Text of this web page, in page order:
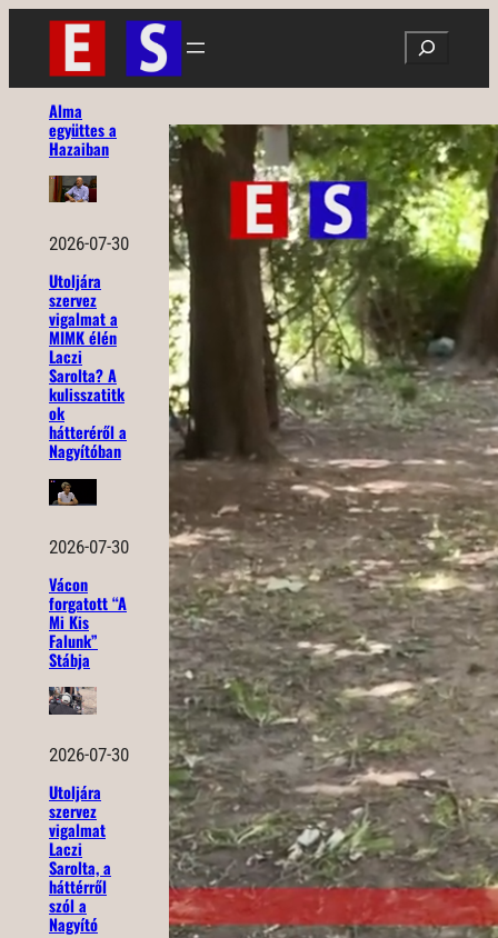
Ugrás
tartalomhoz
Search
Alma
együttes a
Hazaiban
2026-07-30
Utoljára
szervez
vigalmat a
MIMK élén
Laczi
Sarolta? A
kulisszatitk
ok
hátteréről a
Nagyítóban
2026-07-30
Vácon
forgatott “A
Mi Kis
Falunk”
Stábja
2026-07-30
Utoljára
szervez
vigalmat
Laczi
Sarolta, a
háttérről
szól a
Nagyító